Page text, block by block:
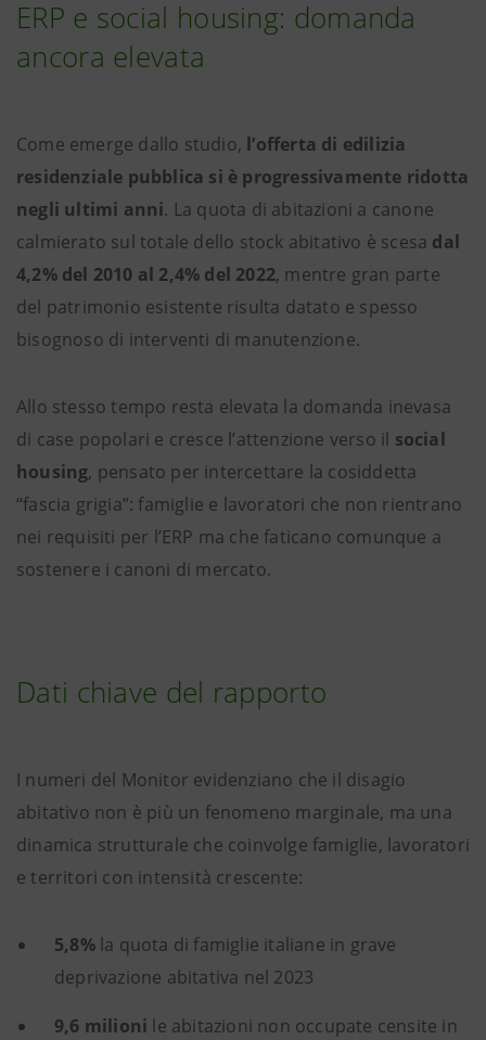
ERP e social housing: domanda
ancora elevata
Come emerge dallo studio, l’offerta di edilizia
residenziale pubblica si è progressivamente ridotta
negli ultimi anni. La quota di abitazioni a canone
calmierato sul totale dello stock abitativo è scesa dal
4,2% del 2010 al 2,4% del 2022, mentre gran parte
del patrimonio esistente risulta datato e spesso
bisognoso di interventi di manutenzione.
Allo stesso tempo resta elevata la domanda inevasa
di case popolari e cresce l’attenzione verso il social
housing, pensato per intercettare la cosiddetta
“fascia grigia”: famiglie e lavoratori che non rientrano
nei requisiti per l’ERP ma che faticano comunque a
sostenere i canoni di mercato.
Dati chiave del rapporto
I numeri del Monitor evidenziano che il disagio
abitativo non è più un fenomeno marginale, ma una
dinamica strutturale che coinvolge famiglie, lavoratori
e territori con intensità crescente:
5,8%la quota di famiglie italiane in grave
deprivazione abitativa nel 2023
9,6 milioni le abitazioni non occupate censite in